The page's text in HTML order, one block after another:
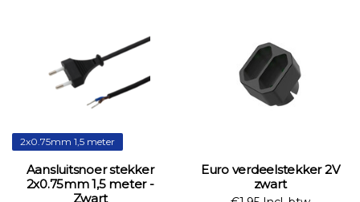
2x0.75mm 1,5 meter
Aansluitsnoer stekker
2x0.75mm 1,5 meter -
Zwart
Euro verdeelstekker 2V
zwart